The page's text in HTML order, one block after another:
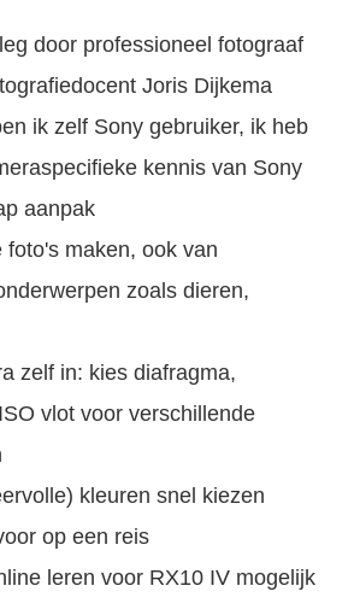
door professioneel fotograaf
Joris Dijkema
ik zelf Sony gebruiker, ik heb
kennis van Sony
aanpak
foto's maken, ook van
zoals dieren,
zelf in: kies diafragma,
vlot voor verschillende
kleuren snel kiezen
op een reis
leren voor RX10 IV mogelijk